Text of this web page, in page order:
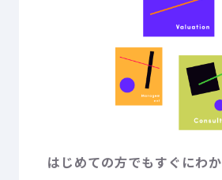
はじめての方でもすぐにわ